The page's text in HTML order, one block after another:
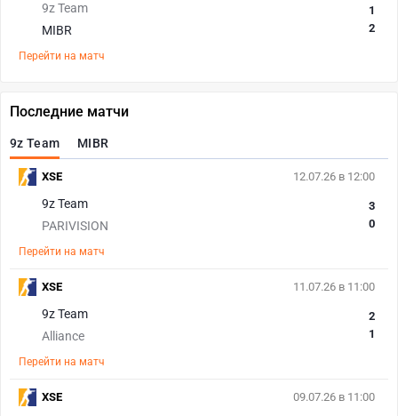
9z Team
MIBR
1
2
Перейти на матч
Последние матчи
9z Team MIBR
12.07.26 в 12:00
9z Team
PARIVISION
3
0
Перейти на матч
XSE
11.07.26 в 11:00
9z Team
Alliance
2
1
Перейти на матч
XSE
09.07.26 в 11:00
XSE